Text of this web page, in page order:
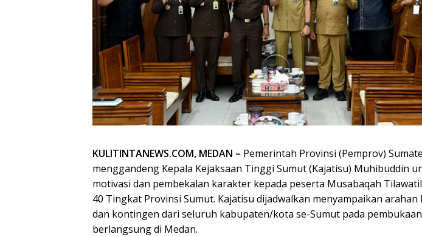
KULITINTANEWS.COM, MEDAN – Pemerintah Provinsi (Pemprov)
menggandeng Kepala Kejaksaan Tinggi Sumut (Kajatisu) Muhibuddin
motivasi dan pembekalan karakter kepada peserta Musabaqah
40 Tingkat Provinsi Sumut. Kajatisu dijadwalkan menyampaikan arahan
dan kontingen dari seluruh kabupaten/kota se-Sumut pada
berlangsung di Medan.